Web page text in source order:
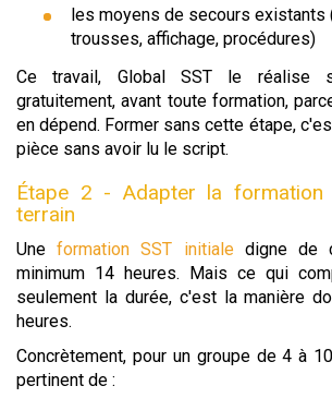
les moyens de secours existants
trousses, affichage, procédures)
Ce travail, Global SST le réalise
gratuitement, avant toute formation,
en dépend. Former sans cette étape,
pièce sans avoir lu le script.
Étape 2 - Adapter la formation
terrain
Uneformation SST initialedigne de
minimum 14 heures. Mais ce qui
seulement la durée, c'est la manière
heures.
Concrètement, pour un groupe de 4 à
pertinent de :